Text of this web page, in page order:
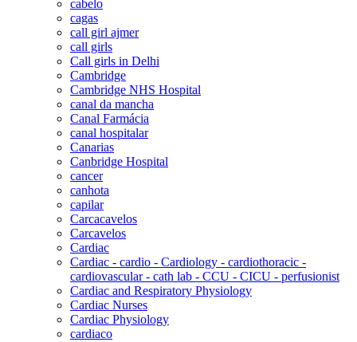
cabelo
cagas
call girl ajmer
call girls
Call girls in Delhi
Cambridge
Cambridge NHS Hospital
canal da mancha
Canal Farmácia
canal hospitalar
Canarias
Canbridge Hospital
cancer
canhota
capilar
Carcacavelos
Carcavelos
Cardiac
Cardiac - cardio - Cardiology - cardiothoracic -
cardiovascular - cath lab - CCU - CICU - perfusionist
Cardiac and Respiratory Physiology
Cardiac Nurses
Cardiac Physiology
cardiaco